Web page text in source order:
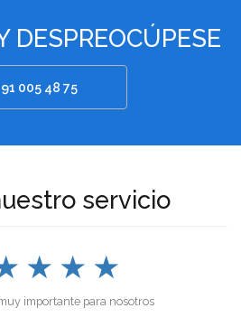
DESPREOCÚPESE
91 005 48 75
servicio
★ ★ ★
importante para nosotros